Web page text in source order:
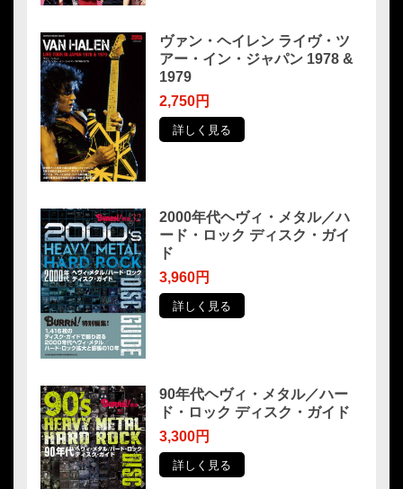
ヴァン・ヘイレン ライヴ・ツ
アー・イン・ジャパン 1978 &
1979
2,750円
詳しく見る
2000年代ヘヴィ・メタル／ハ
ード・ロック ディスク・ガイ
ド
3,960円
詳しく見る
90年代ヘヴィ・メタル／ハー
ド・ロック ディスク・ガイド
3,300円
詳しく見る